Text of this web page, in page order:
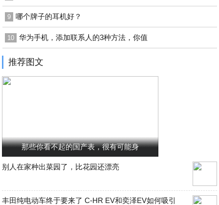
9 哪个牌子的耳机好？
10 华为手机，添加联系人的3种方法，你值
推荐图文
那些你看不起的国产表，很有可能身
别人在家种出菜园了，比花园还漂亮
丰田纯电动车终于要来了 C-HR EV和奕泽EV如何吸引